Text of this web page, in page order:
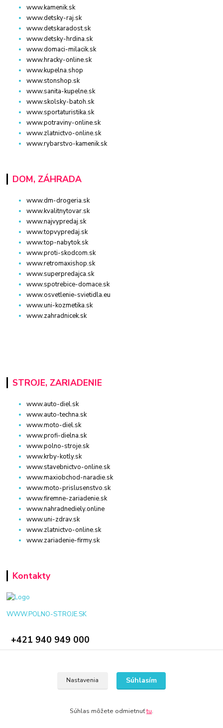
www.kamenik.sk
www.detsky-raj.sk
www.detskaradost.sk
www.detsky-hrdina.sk
www.domaci-milacik.sk
www.hracky-online.sk
www.kupelna.shop
www.stonshop.sk
www.sanita-kupelne.sk
www.skolsky-batoh.sk
www.sportaturistika.sk
www.potraviny-online.sk
www.zlatnictvo-online.sk
www.rybarstvo-kamenik.sk
DOM, ZÁHRADA
www.dm-drogeria.sk
www.kvalitnytovar.sk
www.najvypredaj.sk
www.topvypredaj.sk
www.top-nabytok.sk
www.proti-skodcom.sk
www.retromaxishop.sk
www.superpredajca.sk
www.spotrebice-domace.sk
www.osvetlenie-svietidla.eu
www.uni-kozmetika.sk
www.zahradnicek.sk
STROJE, ZARIADENIE
www.auto-diel.sk
www.auto-techna.sk
www.moto-diel.sk
www.profi-dielna.sk
www.polno-stroje.sk
www.krby-kotly.sk
www.stavebnictvo-online.sk
www.maxiobchod-naradie.sk
www.moto-prislusenstvo.sk
www.firemne-zariadenie.sk
www.nahradnediely.online
www.uni-zdrav.sk
www.zlatnictvo-online.sk
www.zariadenie-firmy.sk
Kontakty
WWW.POLNO-STROJE.SK
+421 940 949 000
Nastavenia Súhlasím
Súhlas môžete odmietnuťtu.